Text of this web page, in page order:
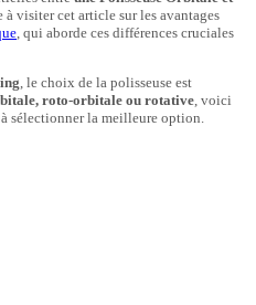
à visiter cet article sur les avantages
, qui aborde ces différences cruciales
, le choix de la polisseuse est
roto-orbitale ou rotative, voici
sélectionner la meilleure option.